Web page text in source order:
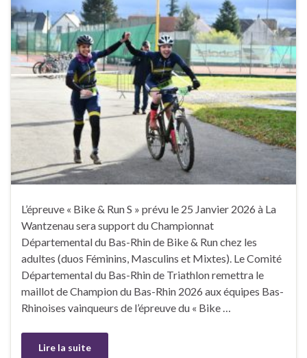
L’épreuve « Bike & Run S » prévu le 25 Janvier 2026 à La
Wantzenau sera support du Championnat
Départemental du Bas-Rhin de Bike & Run chez les
adultes (duos Féminins, Masculins et Mixtes). Le Comité
Départemental du Bas-Rhin de Triathlon remettra le
maillot de Champion du Bas-Rhin 2026 aux équipes Bas-
Rhinoises vainqueurs de l’épreuve du « Bike …
Lire la suite